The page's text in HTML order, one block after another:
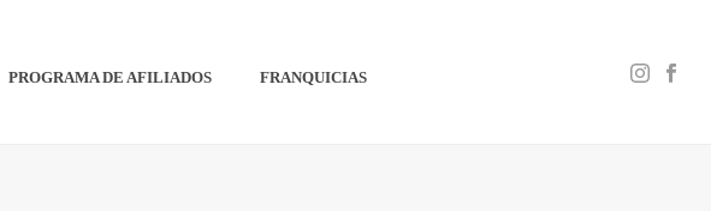
PROGRAMA DE AFILIADOS FRANQUICIAS